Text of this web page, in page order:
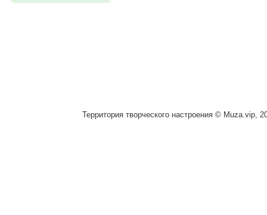
Территория творческого настроения © Muza.vip,